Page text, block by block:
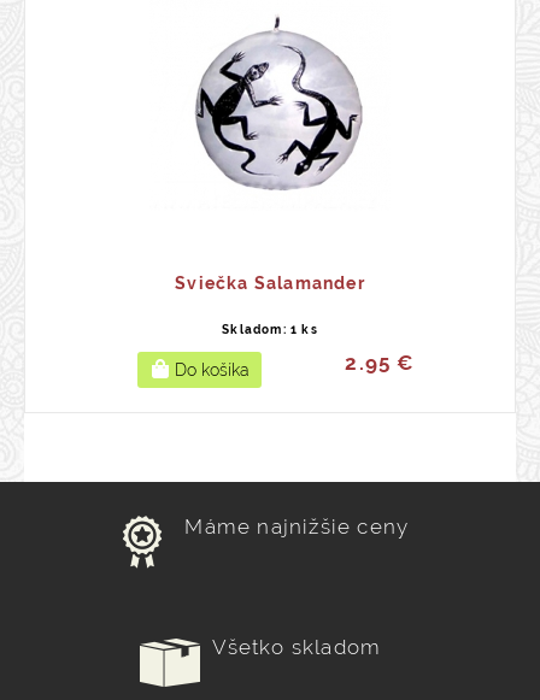
Sviečka Salamander
Skladom: 1 ks
2.95 €
Máme najnižšie ceny
Všetko skladom